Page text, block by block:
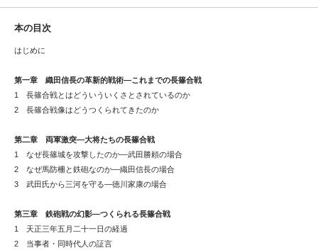
本の目次
はじめに
第一章 織田信長の革新的戦術―これまでの長篠合戦
1 長篠合戦とはどういういくさとされているのか
2 長篠合戦像はどうつくられてきたのか
第二章 両軍激突―大将たちの長篠合戦
1 なぜ長篠城を攻撃したのか―武田勝頼の場合
2 なぜ馬防柵と鉄砲なのか―織田信長の場合
3 武田氏から三河を守る―徳川家康の場合
第三章 鉄砲戦の幻影―つくられる長篠合戦
1 天正三年五月二十一日の経過
2 当事者・同時代人の証言